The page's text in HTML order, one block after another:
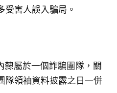
受害人誤入騙局。
隸屬於一個詐騙團隊，關
隊領袖資料披露之日一併